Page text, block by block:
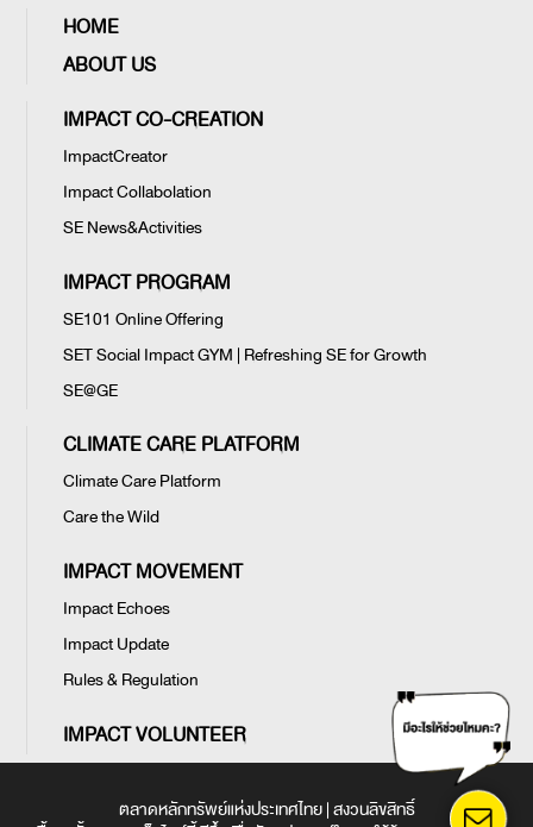
HOME
ABOUT US
IMPACT CO-CREATION
ImpactCreator
Impact Collabolation
SE News&Activities
IMPACT PROGRAM
SE101 Online Offering
SET Social Impact GYM | Refreshing SE for Growth
SE@GE
CLIMATE CARE PLATFORM
Climate Care Platform
Care the Wild
IMPACT MOVEMENT
Impact Echoes
Impact Update
Rules & Regulation
IMPACT VOLUNTEER
ตลาดหลักทรัพย์แห่งประเทศไทย | สงวนลิขสิทธิ์